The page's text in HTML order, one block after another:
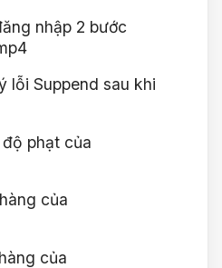
nhập 2 bước
lỗi Suppend sau khi
phạt của
của
của